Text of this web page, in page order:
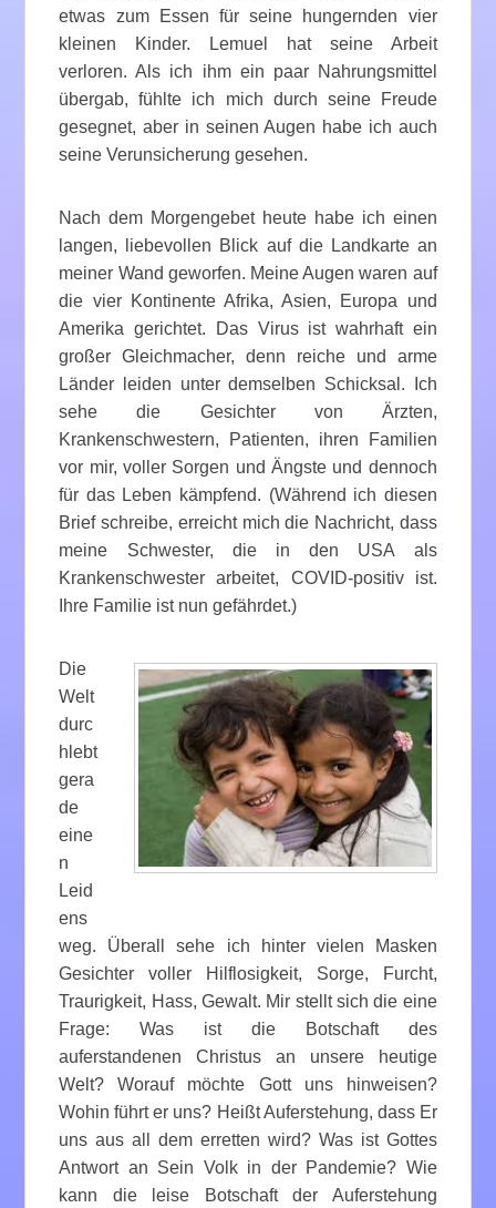
etwas zum Essen für seine hungernden vier
kleinen Kinder. Lemuel hat seine Arbeit
verloren. Als ich ihm ein paar Nahrungsmittel
übergab, fühlte ich mich durch seine Freude
gesegnet, aber in seinen Augen habe ich auch
seine Verunsicherung gesehen.
Nach dem Morgengebet heute habe ich einen
langen, liebevollen Blick auf die Landkarte an
meiner Wand geworfen. Meine Augen waren auf
die vier Kontinente Afrika, Asien, Europa und
Amerika gerichtet. Das Virus ist wahrhaft ein
großer Gleichmacher, denn reiche und arme
Länder leiden unter demselben Schicksal. Ich
sehe die Gesichter von Ärzten,
Krankenschwestern, Patienten, ihren Familien
vor mir, voller Sorgen und Ängste und dennoch
für das Leben kämpfend. (Während ich diesen
Brief schreibe, erreicht mich die Nachricht, dass
meine Schwester, die in den USA als
Krankenschwester arbeitet, COVID-positiv ist.
Ihre Familie ist nun gefährdet.)
Die
Welt
durc
hlebt
gera
de
eine
n
Leid
ens
weg. Überall sehe ich hinter vielen Masken
Gesichter voller Hilflosigkeit, Sorge, Furcht,
Traurigkeit, Hass, Gewalt. Mir stellt sich die eine
Frage: Was ist die Botschaft des
auferstandenen Christus an unsere heutige
Welt? Worauf möchte Gott uns hinweisen?
Wohin führt er uns? Heißt Auferstehung, dass Er
uns aus all dem erretten wird? Was ist Gottes
Antwort an Sein Volk in der Pandemie? Wie
kann die leise Botschaft der Auferstehung